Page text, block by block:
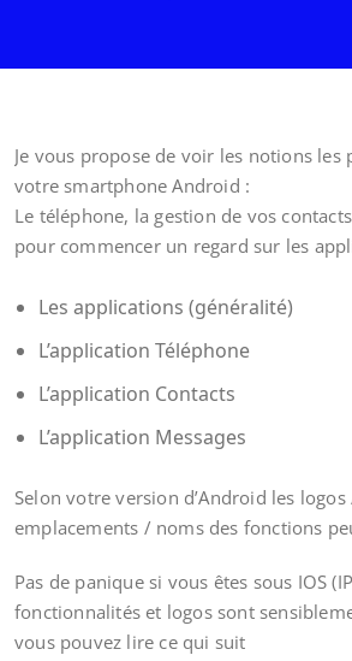
Je vous propose de voir les notions
votre smartphone Android :
Le téléphone, la gestion de vos
pour commencer un regard sur les
Les applications (généralité)
L’application Téléphone
L’application Contacts
L’application Messages
Selon votre version d’Android les
emplacements / noms des fonctions
Pas de panique si vous êtes sous IOS
fonctionnalités et logos sont
vous pouvez lire ce qui suit